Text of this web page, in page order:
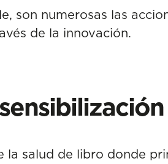
son numerosas las
de la innovación.
la salud de libro donde